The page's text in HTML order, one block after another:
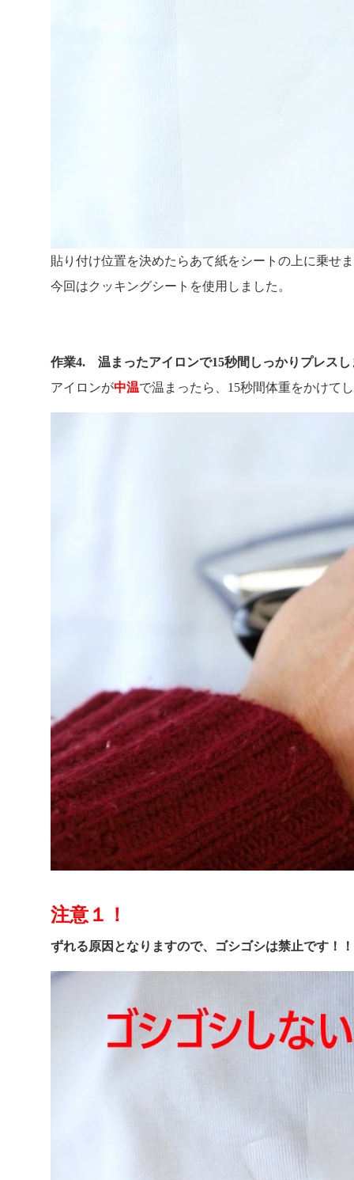
貼り付け位置を決めたらあて紙をシートの上に乗せ
今回はクッキングシートを使用しました。
作業4. 温まったアイロンで15秒間しっかりプレスし
アイロンが中温で温まったら、15秒間体重をかけて
注意１！
ずれる原因となりますので、ゴシゴシは禁止です！